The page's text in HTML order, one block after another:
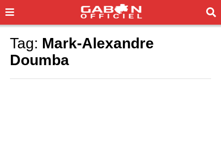
Tag: Mark-Alexandre
Doumba